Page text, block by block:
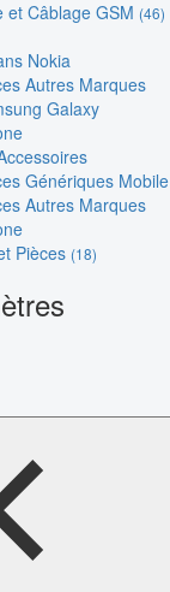
et Câblage GSM (46)
Nokia
Autres Marques
Galaxy
Génériques Mobile
Autres Marques
Pièces (18)